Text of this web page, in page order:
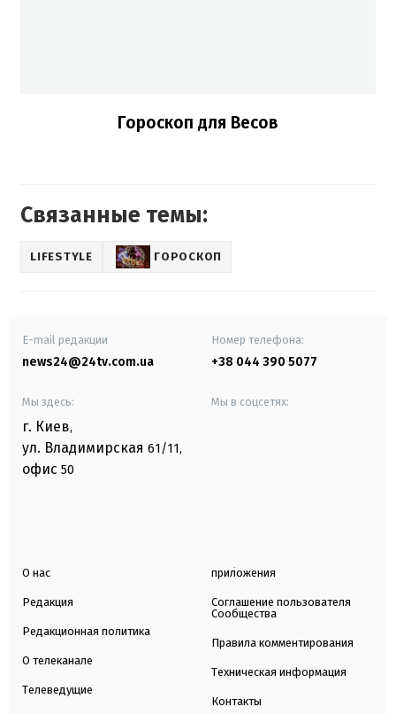
Гороскоп для Весов
Связанные темы:
LIFESTYLE ГОРОСКОП
E-mail редакции
news24@24tv.com.ua
Номер телефона:
+38 044 390 5077
Мы здесь:
г. Киев,
ул. Владимирская 61/11,
офис 50
Мы в соцсетях:
О нас
Редакция
Редакционная политика
О телеканале
Телеведущие
приложения
Соглашение пользователя
Сообщества
Правила комментирования
Техническая информация
Контакты